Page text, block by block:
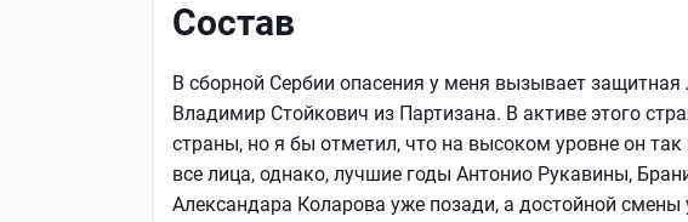
Состав
В сборной Сербии опасения у меня вызывает
Владимир Стойкович из Партизана. В активе этого
страны, но я бы отметил, что на высоком уровне он
все лица, однако, лучшие годы Антонио Рукавины,
Александара Коларова уже позади, а достойной смены